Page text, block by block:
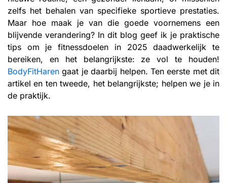
zelfs het behalen van specifieke sportieve prestaties.
Maar hoe maak je van die goede voornemens een
blijvende verandering? In dit blog geef ik je praktische
tips om je fitnessdoelen in 2025 daadwerkelijk te
bereiken, en het belangrijkste: ze vol te houden!
BodyFitHarengaat je daarbij helpen. Ten eerste met dit
artikel en ten tweede, het belangrijkste; helpen we je in
de praktijk.